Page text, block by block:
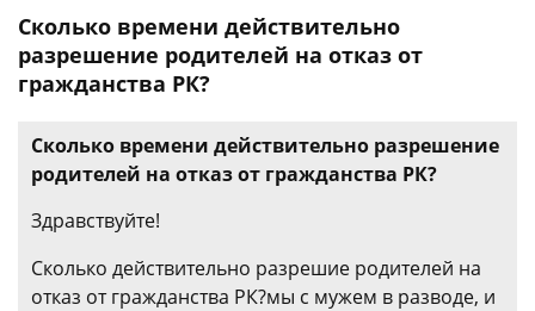
Сколько времени действительно
разрешение родителей на отказ от
гражданства РК?
Сколько времени действительно разрешение
родителей на отказ от гражданства РК?
Здравствуйте!
Сколько действительно разрешие родителей на
отказ от гражданства РК?мы с мужем в разводе, и